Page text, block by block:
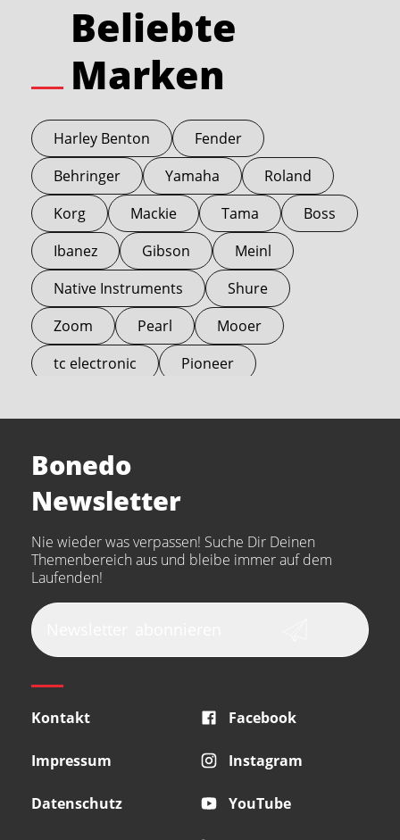
Beliebte
Marken
Harley Benton
Fender
Behringer
Yamaha
Roland
Korg
Mackie Tama
Boss
Ibanez
Gibson
Meinl
Native Instruments
Shure
Zoom
Pearl
Mooer
tc electronic
Pioneer
Arturia
the t.bone
Thomann
Walrus Audio
Epiphone
beyerdynamic
Audio-Technica
Presonus
Bonedo
Newsletter
Nie wieder was verpassen! Suche Dir Deinen
Themenbereich aus und bleibe immer auf dem
Laufenden!
Kontakt
Impressum
Datenschutz
Facebook
Instagram
YouTube